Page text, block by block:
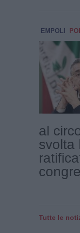
EMPOLI
al
svolta
Tutte le